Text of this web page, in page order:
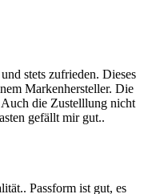
stets zufrieden. Dieses
Markenhersteller. Die
die Zustelllung nicht
gefällt mir gut..
Passform ist gut, es